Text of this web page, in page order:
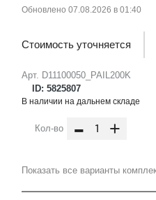
Арт. D11100050_PAIL200K
ID: 5825807
Обновлено 07.08.2026 в 01:40
Стоимость уточняется
В наличии на дальнем складе
Кол-во - +
Показать все варианты